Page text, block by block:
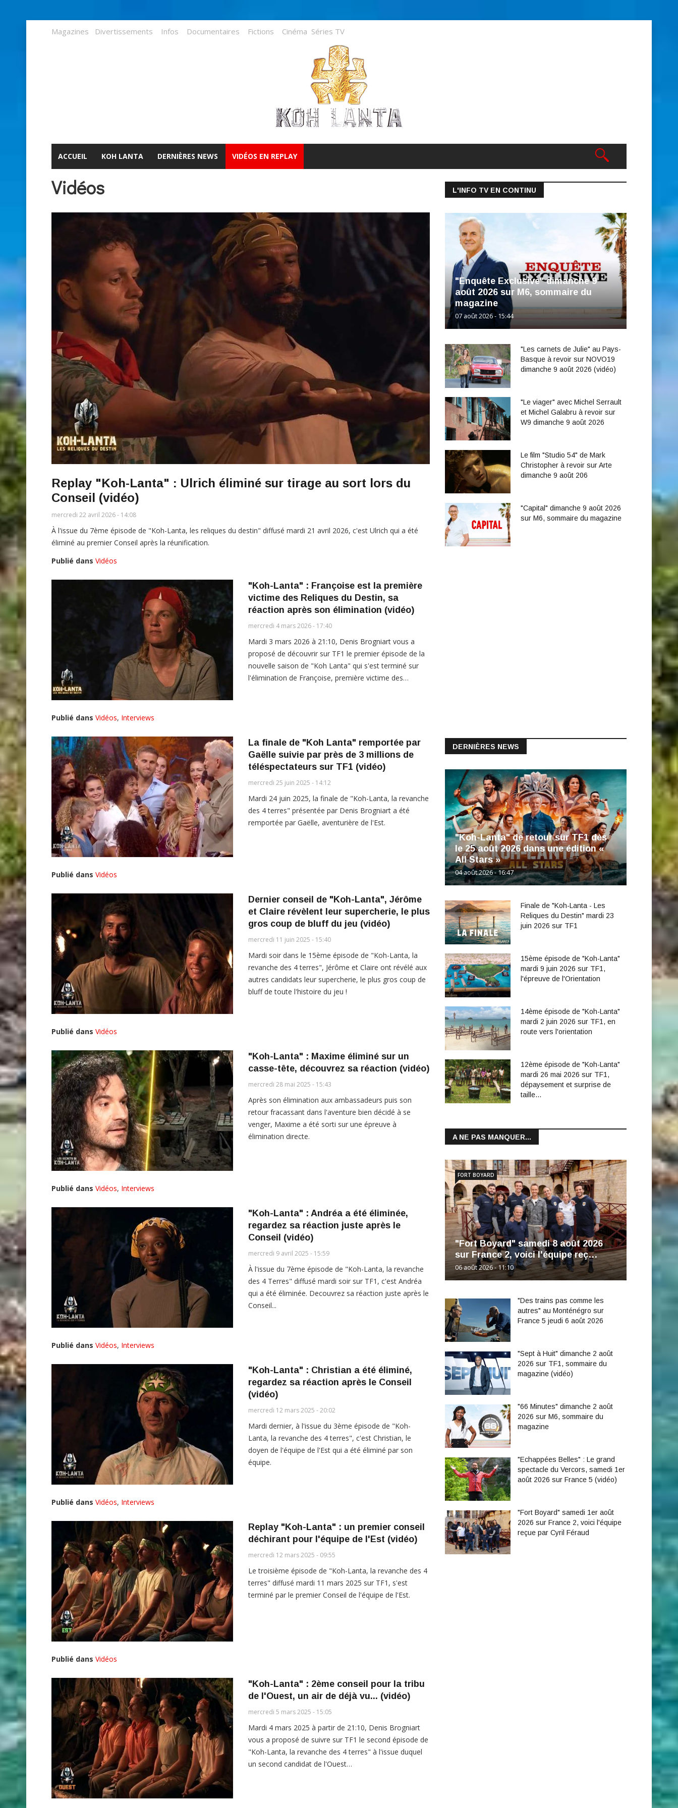
Magazines Divertissements Infos Documentaires Fictions Cinéma Séries TV
ACCUEIL KOH LANTA DERNIÈRES NEWS VIDÉOS EN REPLAY
Vidéos
Replay "Koh-Lanta" : Ulrich éliminé sur tirage au sort lors du
Conseil (vidéo)
mercredi 22 avril 2026 - 14:08
À l'issue du 7ème épisode de "Koh-Lanta, les reliques du destin" diffusé mardi 21 avril 2026, c'est Ulrich qui a été
éliminé au premier Conseil après la réunification.
Publié dans Vidéos
"Koh-Lanta" : Françoise est la première
victime des Reliques du Destin, sa
réaction après son élimination (vidéo)
mercredi 4 mars 2026 - 17:40
Mardi 3 mars 2026 à 21:10, Denis Brogniart vous a
proposé de découvrir sur TF1 le premier épisode de la
nouvelle saison de "Koh Lanta" qui s'est terminé sur
l'élimination de Françoise, première victime des…
Publié dans Vidéos, Interviews
La finale de "Koh Lanta" remportée par
Gaëlle suivie par près de 3 millions de
téléspectateurs sur TF1 (vidéo)
mercredi 25 juin 2025 - 14:12
Mardi 24 juin 2025, la finale de "Koh-Lanta, la revanche
des 4 terres" présentée par Denis Brogniart a été
remportée par Gaëlle, aventurière de l'Est.
Publié dans Vidéos
Dernier conseil de "Koh-Lanta", Jérôme
et Claire révèlent leur supercherie, le plus
gros coup de bluff du jeu (vidéo)
mercredi 11 juin 2025 - 15:40
Mardi soir dans le 15ème épisode de "Koh-Lanta, la
revanche des 4 terres", Jérôme et Claire ont révélé aux
autres candidats leur supercherie, le plus gros coup de
bluff de toute l'histoire du jeu !
Publié dans Vidéos
"Koh-Lanta" : Maxime éliminé sur un
casse-tête, découvrez sa réaction (vidéo)
mercredi 28 mai 2025 - 15:43
Après son élimination aux ambassadeurs puis son
retour fracassant dans l'aventure bien décidé à se
venger, Maxime a été sorti sur une épreuve à
élimination directe.
Publié dans Vidéos, Interviews
"Koh-Lanta" : Andréa a été éliminée,
regardez sa réaction juste après le
Conseil (vidéo)
mercredi 9 avril 2025 - 15:59
À l'issue du 7ème épisode de "Koh-Lanta, la revanche
des 4 Terres" diffusé mardi soir sur TF1, c'est Andréa
qui a été éliminée. Decouvrez sa réaction juste après le
Conseil...
Publié dans Vidéos, Interviews
"Koh-Lanta" : Christian a été éliminé,
regardez sa réaction après le Conseil
(vidéo)
mercredi 12 mars 2025 - 20:02
Mardi dernier, à l'issue du 3ème épisode de "Koh-
Lanta, la revanche des 4 terres", c'est Christian, le
doyen de l'équipe de l'Est qui a été éliminé par son
équipe.
Publié dans Vidéos, Interviews
Replay "Koh-Lanta" : un premier conseil
déchirant pour l'équipe de l'Est (vidéo)
mercredi 12 mars 2025 - 09:55
Le troisième épisode de "Koh-Lanta, la revanche des 4
terres" diffusé mardi 11 mars 2025 sur TF1, s'est
terminé par le premier Conseil de l'équipe de l'Est.
Publié dans Vidéos
"Koh-Lanta" : 2ème conseil pour la tribu
de l'Ouest, un air de déjà vu... (vidéo)
mercredi 5 mars 2025 - 15:05
Mardi 4 mars 2025 à partir de 21:10, Denis Brogniart
vous a proposé de suivre sur TF1 le second épisode de
"Koh-Lanta, la revanche des 4 terres" à l'issue duquel
un second candidat de l'Ouest…
L'INFO TV EN CONTINU
"Enquête Exclusive" dimanche 9
août 2026 sur M6, sommaire du
magazine
07 août 2026 - 15:44
"Les carnets de Julie" au Pays-
Basque à revoir sur NOVO19
dimanche 9 août 2026 (vidéo)
"Le viager" avec Michel Serrault
et Michel Galabru à revoir sur
W9 dimanche 9 août 2026
Le film "Studio 54" de Mark
Christopher à revoir sur Arte
dimanche 9 août 206
"Capital" dimanche 9 août 2026
sur M6, sommaire du magazine
DERNIÈRES NEWS
"Koh-Lanta" de retour sur TF1 dès
le 25 août 2026 dans une édition «
All Stars »
04 août 2026 - 16:47
Finale de "Koh-Lanta - Les
Reliques du Destin" mardi 23
juin 2026 sur TF1
15ème épisode de "Koh-Lanta"
mardi 9 juin 2026 sur TF1,
l'épreuve de l'Orientation
14ème épisode de "Koh-Lanta"
mardi 2 juin 2026 sur TF1, en
route vers l'orientation
12ème épisode de "Koh-Lanta"
mardi 26 mai 2026 sur TF1,
dépaysement et surprise de
taille...
A NE PAS MANQUER...
"Fort Boyard" samedi 8 août 2026
sur France 2, voici l'équipe reç…
06 août 2026 - 11:10
FORT BOYARD
"Des trains pas comme les
autres" au Monténégro sur
France 5 jeudi 6 août 2026
"Sept à Huit" dimanche 2 août
2026 sur TF1, sommaire du
magazine (vidéo)
"66 Minutes" dimanche 2 août
2026 sur M6, sommaire du
magazine
"Echappées Belles" : Le grand
spectacle du Vercors, samedi 1er
août 2026 sur France 5 (vidéo)
"Fort Boyard" samedi 1er août
2026 sur France 2, voici l'équipe
reçue par Cyril Féraud